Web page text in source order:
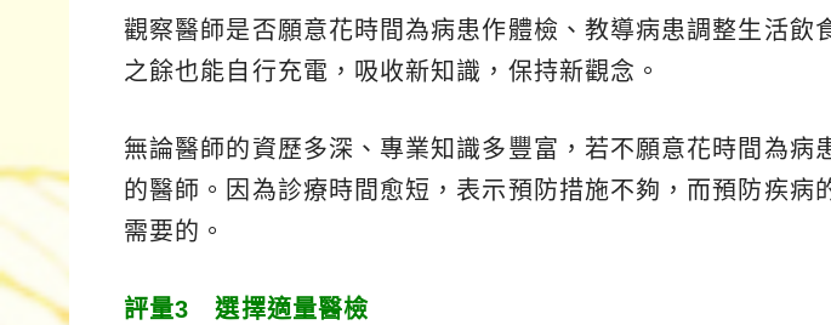
觀察醫師是否願意花時間為病患作體檢、教導病患調整生活飲
之餘也能自行充電，吸收新知識，保持新觀念。
無論醫師的資歷多深、專業知識多豐富，若不願意花時間為病
的醫師。因為診療時間愈短，表示預防措施不夠，而預防疾病
需要的。
評量3 選擇適量醫檢